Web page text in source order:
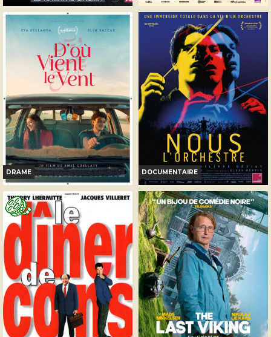
L'ABANDON
Horaires et Infos
Bande-annonce
Réservation
AVERT. TOUT PUBLIC
LES MATINS MERVEILLEUX
Horaires et Infos
Bande-annonce
Réservation
TOUT PUBLIC
DRAME
D'OÙ VIENT LE VENT
Horaires et Infos
Bande-annonce
Réservation
TOUT PUBLIC
DOCUMENTAIRE
NOUS, L'ORCHESTRE
Horaires et Infos
Bande-annonce
Réservation
TOUT PUBLIC